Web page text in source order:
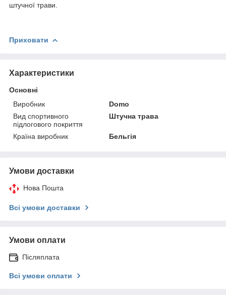
штучної трави.
Приховати
Характеристики
Основні
Виробник
Domo
Вид спортивного
підлогового покриття
Штучна трава
Країна виробник Бельгія
Умови доставки
Нова Пошта
Всі умови доставки
Умови оплати
Післяплата
Всі умови оплати